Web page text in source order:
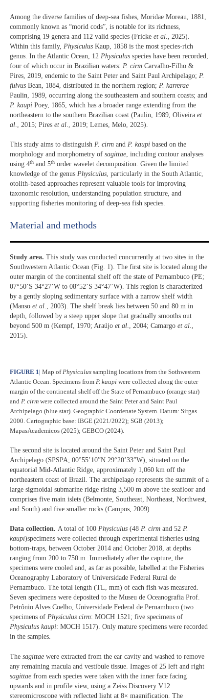
Among the diverse families of deep-sea fishes, Moridae Moreau, 1881,
commonly known as “morid cods”, is notable for its richness,
comprising 19 genera and 112 valid species (Fricke et al ., 2025).
Within this family, Physiculus Kaup, 1858 is the most species-rich
genus. In the Atlantic Ocean, 12 Physiculus species have been recorded,
four of which occur in Brazilian waters: P. cirm Carvalho-Filho &
Pires, 2019, endemic to the Saint Peter and Saint Paul Archipelago; P.
fulvus Bean, 1884, distributed in the northern region; P. karrerae
Paulin, 1989, occurring along the southeastern and southern coasts; and
P. kaupi Poey, 1865, which has a broader range extending from the
northeastern to the southern Brazilian coast (Paulin, 1989; Oliveira et
al ., 2015; Pires et al ., 2019; Lemes, Melo, 2025).
This study aims to distinguish P. cirm and P. kaupi based on the
morphology and morphometry of sagittae, including contour analyses
using 4th and 5th order wavelet decomposition. Given the limited
knowledge of the genus Physiculus, particularly in the South Atlantic,
otolith-based approaches represent valuable tools for improving
taxonomic resolution, understanding population structure, and
supporting fisheries monitoring of deep-sea fish species.
Material and methods
Study area. This study was conducted concurrently at two sites in the
Southwestern Atlantic Ocean (Fig. 1). The first site is located along the
outer margin of the continental shelf off the state of Pernambuco (PE;
07°50’S 34°27’W to 08°52’S 34°47’W). This region is characterized
by a gently sloping sedimentary surface with a narrow shelf width
(Manso et al., 2003). The shelf break lies between 50 and 80 m in
depth, followed by a steep upper slope that gradually smooths out
beyond 500 m (Kempf, 1970; Araújo et al., 2004; Camargo et al.,
2015).
FIGURE 1| Map ofPhysiculus sampling locations from the Sothwestern
Atlantic Ocean. Specimens from P. kaupi were collected along the outer
margin of the continental shelf off the State of Pernambuco (orange star)
and P. cirm were collected around the Saint Peter and Saint Paul
Archipelago (blue star). Geographic Coordenate System. Datum: Sirgas
2000. Cartographic base: IBGE (2021/2022); SGB (2013);
MapasAcademicos (2025); GEBCO (2024).
The second site is located around the Saint Peter and Saint Paul
Archipelago (SPSPA; 00°55’10”N 29°20’33”W), situated on the
equatorial Mid-Atlantic Ridge, approximately 1,060 km off the
northeastern coast of Brazil. The archipelago represents the summit of a
large sigmoidal submarine ridge rising 3,500 m above the seafloor and
comprises five main islets (Belmonte, Southeast, Northeast, Northwest,
and South) and five smaller rocks (Campos, 2009).
Data collection. A total of 100 Physiculus (48 P. cirm and 52 P.
kaupi)specimens were collected through experimental fisheries using
bottom-traps, between October 2014 and October 2018, at depths
ranging from 200 to 750 m. Immediately after the capture, the
specimens were cooled and, as far as possible, labelled at the Fisheries
Oceanography Laboratory of Universidade Federal Rural de
Pernambuco. The total length (TL, mm) of each fish was measured.
Seven specimens were deposited to the Museu de Oceanografia Prof.
Petrônio Alves Coelho, Universidade Federal de Pernambuco (two
specimens of Physiculus cirm: MOCH 1521; five specimens of
Physiculus kaupi: MOCH 1517). Only mature specimens were recorded
in the samples.
The sagittae were extracted from the ear cavity and washed to remove
any remaining macula and vestibule tissue. Images of 25 left and right
sagittae from each species were taken with the inner face facing
upwards and in profile view, using a Zeiss Discovery V12
stereomicroscope with reflected light at 8× magnification. The